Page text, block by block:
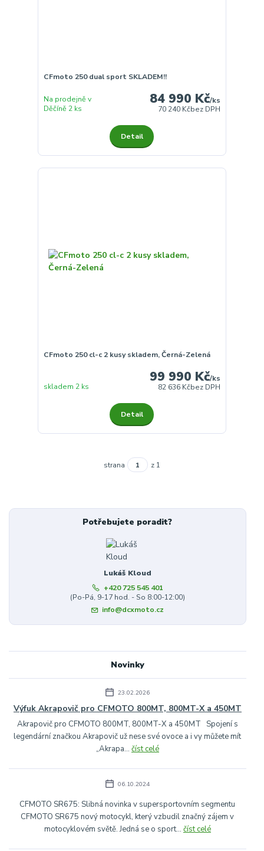
CFmoto 250 dual sport SKLADEM!!
84 990 Kč/ks
70 240 Kčbez DPH
Na prodejně v
Děčíně 2 ks
Detail
CFmoto 250 cl-c 2 kusy skladem, Černá-Zelená
99 990 Kč/ks
82 636 Kčbez DPH
skladem 2 ks
Detail
strana z 1
Potřebujete poradit?
Lukáš Kloud
+420 725 545 401
(Po-Pá, 9-17 hod. - So 8:00-12:00)
info@dcxmoto.cz
Novinky
23.02.2026
Výfuk Akrapovič pro CFMOTO 800MT, 800MT-X a 450MT
Akrapovič pro CFMOTO 800MT, 800MT-X a 450MT Spojení s
legendární značkou Akrapovič už nese své ovoce a i vy můžete mít
„Akrapa... číst celé
06.10.2024
CFMOTO SR675: Slibná novinka v supersportovním segmentu
CFMOTO SR675 nový motocykl, který vzbudil značný zájem v
motocyklovém světě. Jedná se o sport... číst celé